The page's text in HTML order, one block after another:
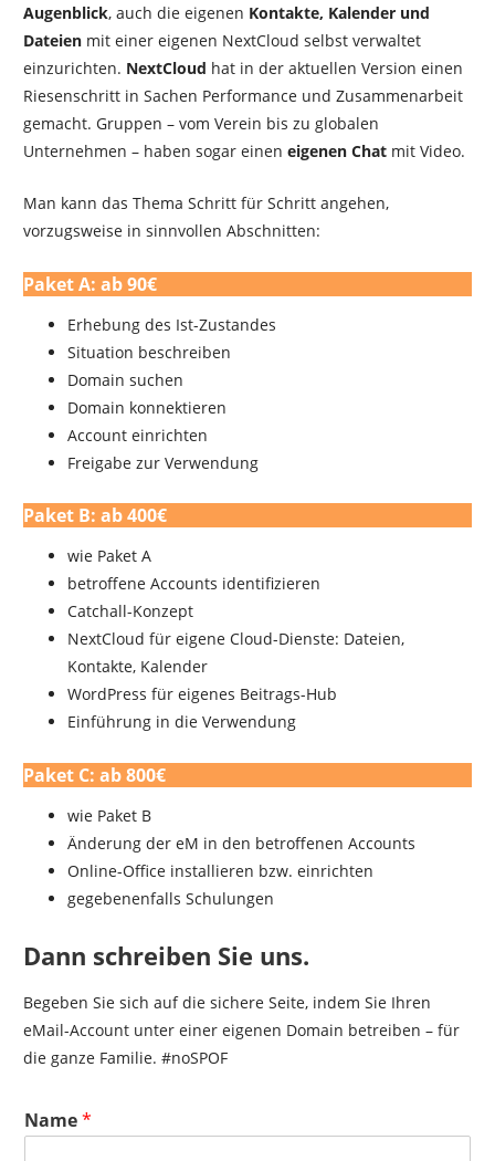
Augenblick, auch die eigenen Kontakte, Kalender und
Dateienmit einer eigenen NextCloud selbst verwaltet
einzurichten. NextCloud hat in der aktuellen Version einen
Riesenschritt in Sachen Performance und Zusammenarbeit
gemacht. Gruppen – vom Verein bis zu globalen
Unternehmen – haben sogar einen eigenen Chatmit Video.
Man kann das Thema Schritt für Schritt angehen,
vorzugsweise in sinnvollen Abschnitten:
Paket A: ab 90€
Erhebung des Ist-Zustandes
Situation beschreiben
Domain suchen
Domain konnektieren
Account einrichten
Freigabe zur Verwendung
Paket B: ab 400€
wie Paket A
betroffene Accounts identifizieren
Catchall-Konzept
NextCloud für eigene Cloud-Dienste: Dateien,
Kontakte, Kalender
WordPress für eigenes Beitrags-Hub
Einführung in die Verwendung
Paket C: ab 800€
wie Paket B
Änderung der eM in den betroffenen Accounts
Online-Office installieren bzw. einrichten
gegebenenfalls Schulungen
Dann schreiben Sie uns.
Begeben Sie sich auf die sichere Seite, indem Sie Ihren
eMail-Account unter einer eigenen Domain betreiben – für
die ganze Familie. #noSPOF
e
M
Name*